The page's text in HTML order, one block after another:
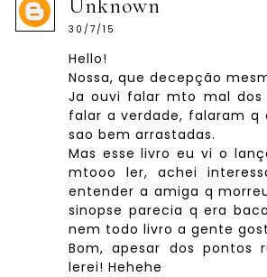
Unknown
30/7/15
Hello!
Nossa, que decepção
Ja ouvi falar mto mal dos
falar a verdade, falaram q
sao bem arrastadas.
Mas esse livro eu vi o
mtooo ler, achei
entender a amiga q
sinopse parecia q era
nem todo livro a gente
Bom, apesar dos pontos
lerei! Hehehe